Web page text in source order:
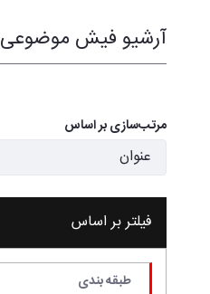
آرشیو فیش موضوعی
مرتب‌سازی بر اساس
فیلتر بر اساس
طبقه بندی